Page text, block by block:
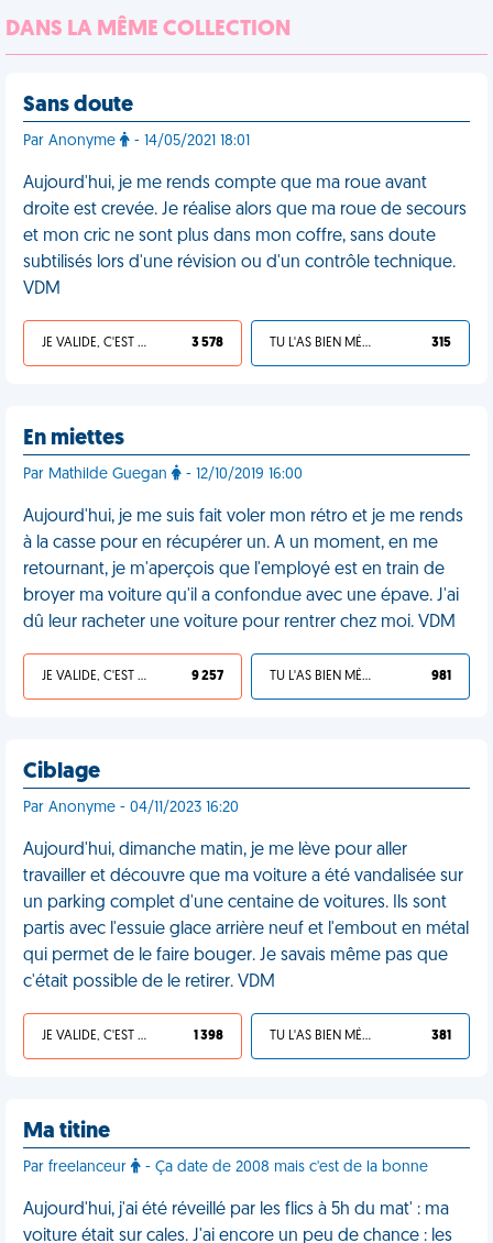
DANS LA MÊME COLLECTION
Sans doute
Par Anonyme - 14/05/2021 18:01
Aujourd'hui, je me rends compte que ma roue avant
droite est crevée. Je réalise alors que ma roue de secours
et mon cric ne sont plus dans mon coffre, sans doute
subtilisés lors d'une révision ou d'un contrôle technique.
VDM
JE VALIDE, C'EST UNE VDM 3 578 TU L'AS BIEN MÉRITÉ 315
En miettes
Par Mathilde Guegan - 12/10/2019 16:00
Aujourd'hui, je me suis fait voler mon rétro et je me rends
à la casse pour en récupérer un. A un moment, en me
retournant, je m'aperçois que l'employé est en train de
broyer ma voiture qu'il a confondue avec une épave. J'ai
dû leur racheter une voiture pour rentrer chez moi. VDM
JE VALIDE, C'EST UNE VDM 9 257 TU L'AS BIEN MÉRITÉ 981
Ciblage
Par Anonyme - 04/11/2023 16:20
Aujourd'hui, dimanche matin, je me lève pour aller
travailler et découvre que ma voiture a été vandalisée sur
un parking complet d'une centaine de voitures. Ils sont
partis avec l'essuie glace arrière neuf et l'embout en métal
qui permet de le faire bouger. Je savais même pas que
c'était possible de le retirer. VDM
JE VALIDE, C'EST UNE VDM 1 398 TU L'AS BIEN MÉRITÉ 381
Ma titine
Par freelanceur - Ça date de 2008 mais c'est de la bonne
Aujourd'hui, j'ai été réveillé par les flics à 5h du mat' : ma
voiture était sur cales. J'ai encore un peu de chance : les